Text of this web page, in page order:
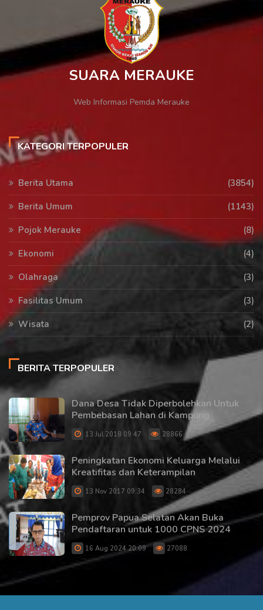
SUARA MERAUKE
Web Informasi Pemda Merauke
KATEGORI TERPOPULER
Berita Utama
(3854)
Berita Umum
(1143)
Pojok Merauke
(8)
Ekonomi
(4)
Olahraga
(3)
Fasilitas Umum
(3)
Wisata
(2)
BERITA TERPOPULER
Dana Desa Tidak Diperbolehkan Untuk
Pembebasan Lahan di Kampung
13 Jul 2018 09:47 28866
Peningkatan Ekonomi Keluarga Melalui
Kreatifitas dan Keterampilan
13 Nov 2017 09:34 28284
Pemprov Papua Selatan Akan Buka
Pendaftaran untuk 1000 CPNS 2024
16 Aug 2024 20:09 27088